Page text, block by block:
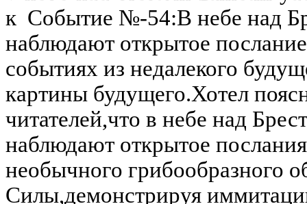
к Событие №-54:В небе над
наблюдают открытое
событиях из недалекого
картины будущего.Хотел
читателей,что в небе над
наблюдают открытое
необычного грибообразного
Силы,демонстрируя